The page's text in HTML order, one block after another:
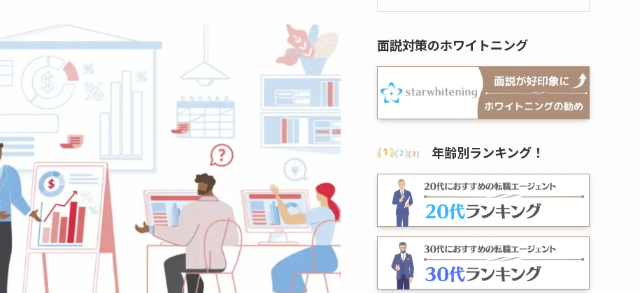
面説対策のホワイトニング
年齢別ランキング ！